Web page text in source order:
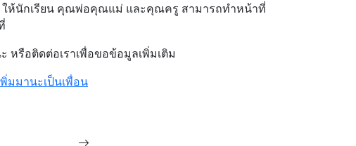
ให้นักเรียน คุณพ่อคุณแม่ และคุณครู สามารถทำหน้าที่
หรือติดต่อเราเพื่อขอข้อมูลเพิ่มเติม
พิ่มมานะเป็นเพื่อน